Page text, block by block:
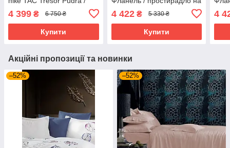
простирадло на резинці
4 399 ₴ 6 750 ₴
Купити
4 422₴ 5 330 ₴
Купити
4
Акційні пропозиції та новинки
–52% –52%